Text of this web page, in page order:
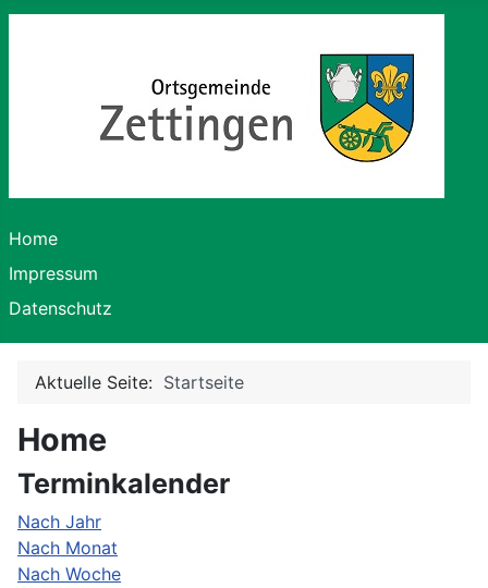
Home
Impressum
Datenschutz
Aktuelle Seite: Startseite
Home
Terminkalender
Nach Jahr
Nach Monat
Nach Woche